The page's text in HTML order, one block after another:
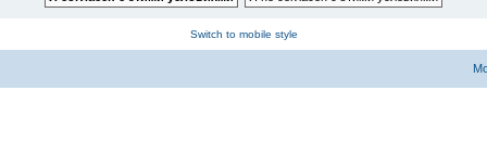
Switch to mobile style